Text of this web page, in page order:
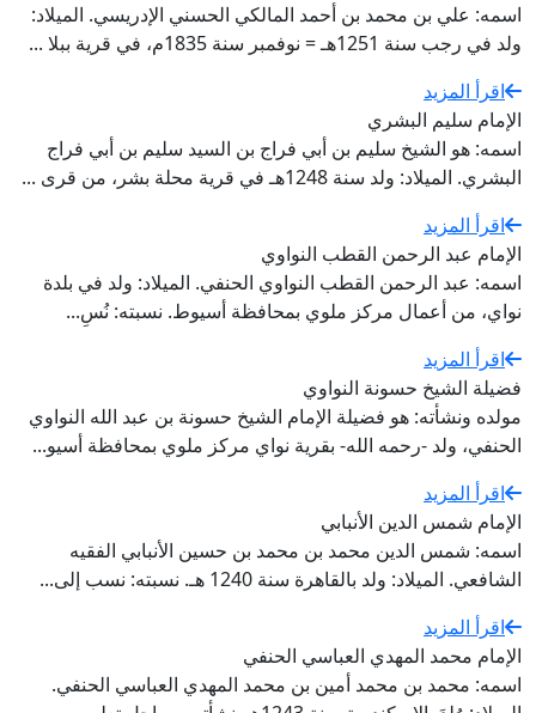
اسمه: علي بن محمد بن أحمد المالكي الحسني الإدريسي. الميلاد:
ولد في رجب سنة 1251هـ = نوفمبر سنة 1835م، في قرية ببلا ...
اقرأ المزيد
الإمام سليم البشري
اسمه: هو الشيخ سليم بن أبي فراج بن السيد سليم بن أبي فراج
البشري. الميلاد: ولد سنة 1248هـ في قرية محلة بشر، من قرى ...
اقرأ المزيد
الإمام عبد الرحمن القطب النواوي
اسمه: عبد الرحمن القطب النواوي الحنفي. الميلاد: ولد في بلدة
نواي، من أعمال مركز ملوي بمحافظة أسيوط. نسبته: نُسِ...
اقرأ المزيد
فضيلة الشيخ حسونة النواوي
مولده ونشأته: هو فضيلة الإمام الشيخ حسونة بن عبد الله النواوي
الحنفي، ولد -رحمه الله- بقرية نواي مركز ملوي بمحافظة أسيو...
اقرأ المزيد
الإمام شمس الدين الأنبابي
اسمه: شمس الدين محمد بن محمد بن حسين الأنبابي الفقيه
الشافعي. الميلاد: ولد بالقاهرة سنة 1240 هـ. نسبته: نسب إلى...
اقرأ المزيد
الإمام محمد المهدي العباسي الحنفي
اسمه: محمد بن محمد أمين بن محمد المهدي العباسي الحنفي.